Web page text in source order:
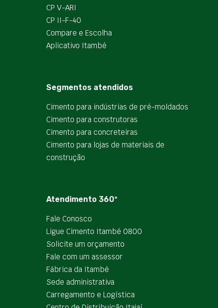
CP V-ARI
CP II-F-40
Compare e Escolha
Aplicativo Itambé
Segmentos atendidos
Cimento para indústrias de pré-moldados
Cimento para construtoras
Cimento para concreteiras
Cimento para lojas de materiais de
construção
Atendimento 360º
Fale Conosco
Ligue Cimento Itambé 0800
Solicite um orçamento
Fale com um assessor
Fábrica da Itambé
Sede administrativa
Carregamento e Logística